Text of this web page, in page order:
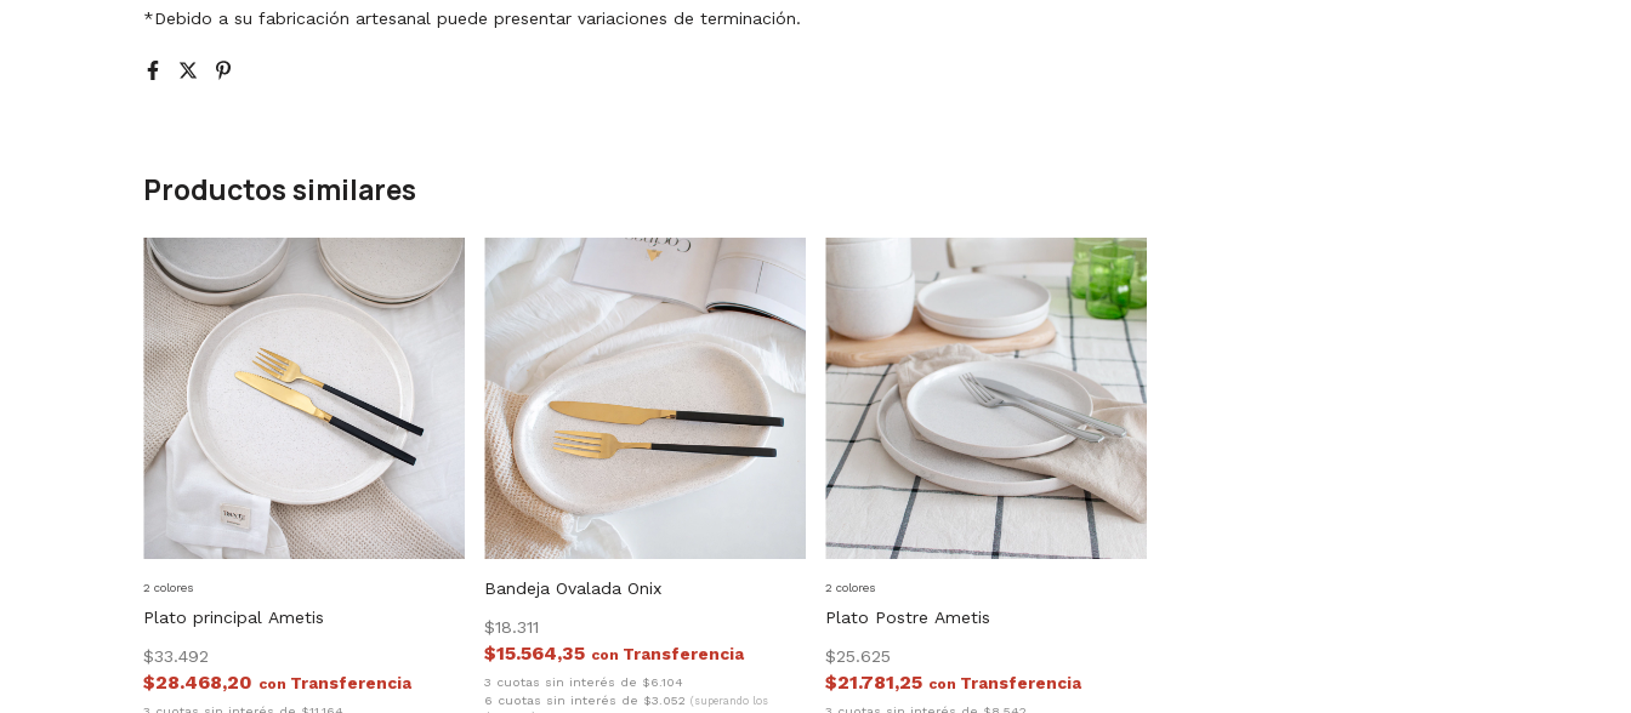
*Debido a su fabricación artesanal puede presentar variaciones de terminación.
Productos similares
Plato principal Ametis
$33.492
$28.468,20 con
2 colores
Bandeja Ovalada Onix
$18.311
$15.564,35 con
3 cuotas sin interés de $6.104
6 cuotas sin interés de $3.052 (superando los
Plato Postre Ametis
$25.625
$21.781,25 con
2 colores